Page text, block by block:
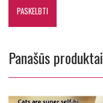
Panašūs produktai